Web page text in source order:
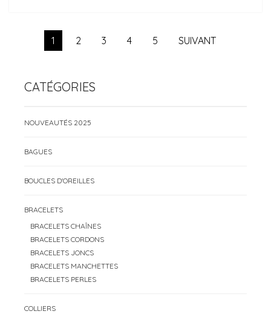
1 2 3 4 5 SUIVANT
CATÉGORIES
NOUVEAUTÉS 2025
BAGUES
BOUCLES D'OREILLES
BRACELETS
BRACELETS CHAÎNES
BRACELETS CORDONS
BRACELETS JONCS
BRACELETS MANCHETTES
BRACELETS PERLES
COLLIERS